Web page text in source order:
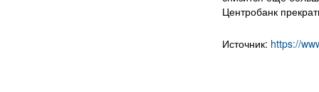
Центробанк
Источник: https://